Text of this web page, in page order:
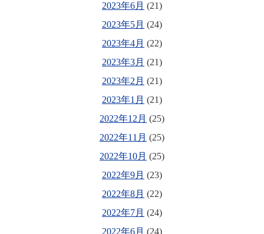
2023年6月 (21)
2023年5月 (24)
2023年4月 (22)
2023年3月 (21)
2023年2月 (21)
2023年1月 (21)
2022年12月 (25)
2022年11月 (25)
2022年10月 (25)
2022年9月 (23)
2022年8月 (22)
2022年7月 (24)
2022年6月 (24)